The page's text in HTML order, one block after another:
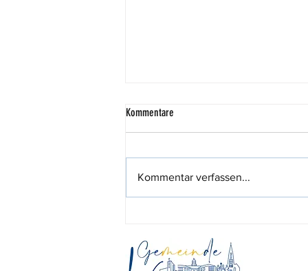
444,44 Euro für den guten Zweck
Kommentare
Kommentar verfassen...